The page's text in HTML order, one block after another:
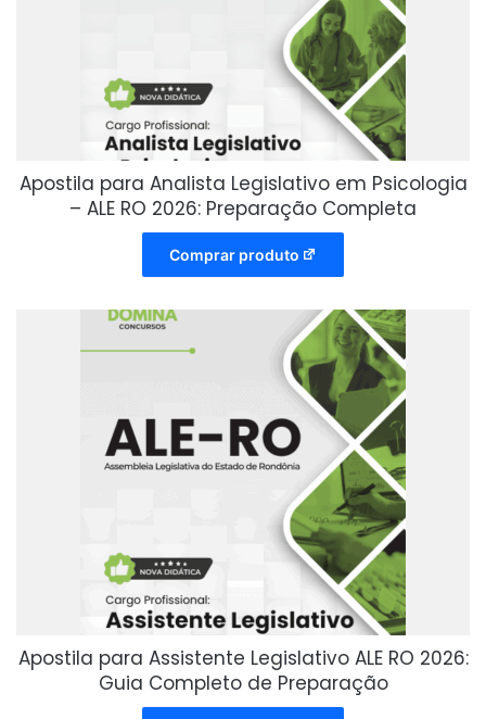
Apostila para Analista Legislativo em Psicologia
– ALE RO 2026: Preparação Completa
Comprar produto
Apostila para Assistente Legislativo ALE RO 2026:
Guia Completo de Preparação